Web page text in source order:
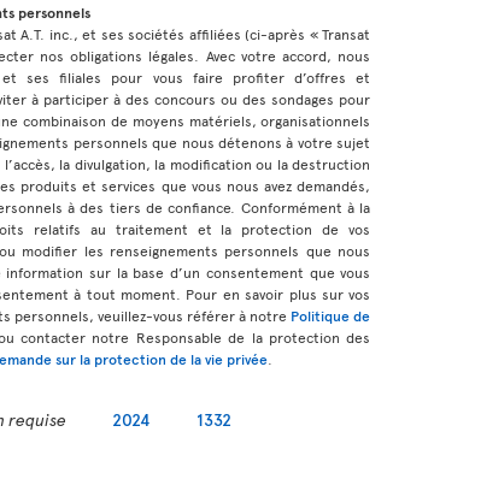
personnels
A.T. inc., et ses sociétés affiliées (ci-après « Transat
nos obligations légales. Avec votre accord, nous
ses filiales pour vous faire profiter d’offres et
à participer à des concours ou des sondages pour
combinaison de moyens matériels, organisationnels
personnels que nous détenons à votre sujet
la divulgation, la modification ou la destruction
produits et services que vous nous avez demandés,
à des tiers de confiance. Conformément à la
relatifs au traitement et la protection de vos
modifier les renseignements personnels que nous
sur la base d’un consentement que vous
à tout moment. Pour en savoir plus sur vos
personnels, veuillez-vous référer à notre Politique de
contacter notre Responsable de la protection des
sur la protection de la vie privée
requise 2024 1332